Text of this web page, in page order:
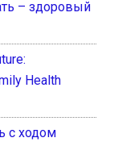
– здоровый
Health
с ходом